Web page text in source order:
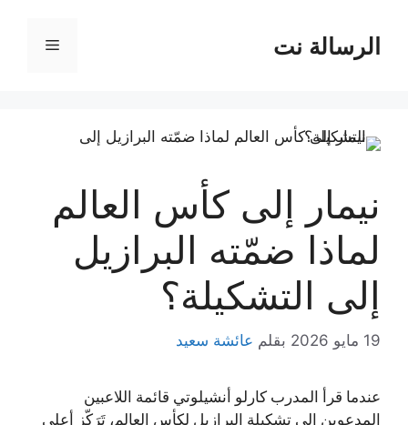
المحتوىالرسالة نت القائمة
نيمار إلى كأس العالم
لماذا ضمّته البرازيل
إلى التشكيلة؟
19 مايو 2026 بقلم عائشة سعيد
عندما قرأ المدرب كارلو أنشيلوتي قائمة اللاعبين
المدعوين إلى تشكيلة البرازيل لكأس العالم، تَرَكّز أعلى